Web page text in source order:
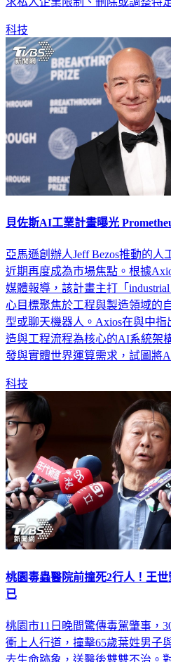
科技
亞馬遜創辦人Jeff Bezos推動的人
近期再度成為市場焦點。根據
媒體報導，該計畫主打「
心目標聚焦於工程與製造領域的
型或聊天機器人。Axios在與中指
造與工程流程為核心的AI系統架
科技
桃園毒蟲醫院前撞死2行人！王世
桃園市11日晚間驚傳毒駕肇事，
衝上人行道，撞擊65歲葉姓男子